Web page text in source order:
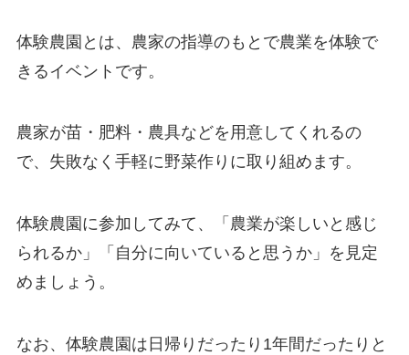
体験農園とは、農家の指導のもとで農業を体験で
きるイベントです。
農家が苗・肥料・農具などを用意してくれるの
で、失敗なく手軽に野菜作りに取り組めます。
体験農園に参加してみて、「農業が楽しいと感じ
られるか」「自分に向いていると思うか」を見定
めましょう。
なお、体験農園は日帰りだったり1年間だったりと